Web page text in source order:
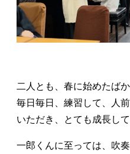
ㅤㅤㅤ二人とも、春に始めた
毎日毎日、練習して、人
いただき、とても成長して
一郎くんに至っては、吹